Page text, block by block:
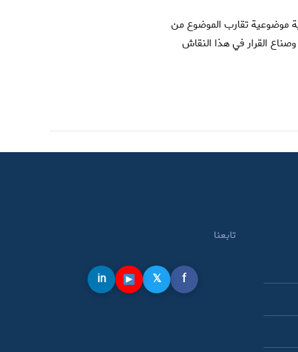
القرار في هذا النقاش
تابعنا
f
𝕏
in